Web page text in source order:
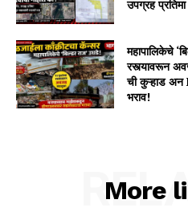
उपग्रह
महापालिकेचे
रस्त्यावरून
ची कुऱ्हाड अन
भराव!
More